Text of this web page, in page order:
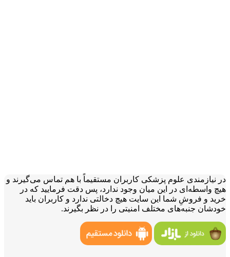
در نیازمندی علوم پزشکی کاربران مستقیماً با هم تماس می‌گیرند و
هیچ واسطه‌ای در این میان وجود ندارد، پس دقت فرمایید که در
خرید و فروشِ شما این سایت هیچ دخالتی ندارد و کاربران باید
خودشان جنبه‌های مختلف امنیتی را در نظر بگیرند.